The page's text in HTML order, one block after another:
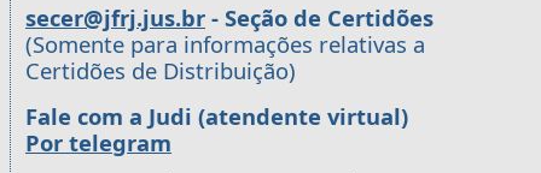
secer@jfrj.jus.br - Seção de Certidões
(Somente para informações relativas a
Certidões de Distribuição)
Fale com a Judi (atendente virtual)
Por telegram